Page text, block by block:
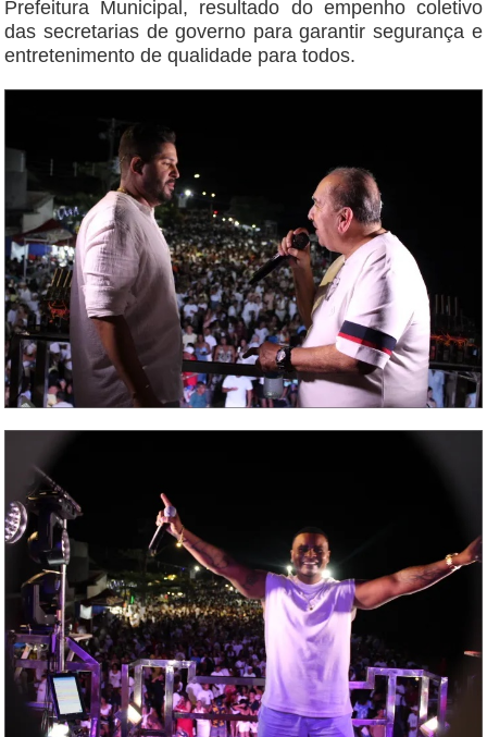
Prefeitura Municipal, resultado do empenho coletivo
das secretarias de governo para garantir segurança e
entretenimento de qualidade para todos.